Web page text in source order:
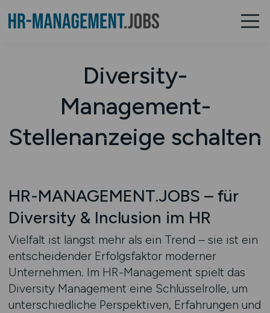
Diversity-
Management-
Stellenanzeige schalten
HR-MANAGEMENT.JOBS – für
Diversity & Inclusion im HR
Vielfalt ist längst mehr als ein Trend – sie ist ein
entscheidender Erfolgsfaktor moderner
Unternehmen. Im HR-Management spielt das
Diversity Management eine Schlüsselrolle, um
unterschiedliche Perspektiven, Erfahrungen und